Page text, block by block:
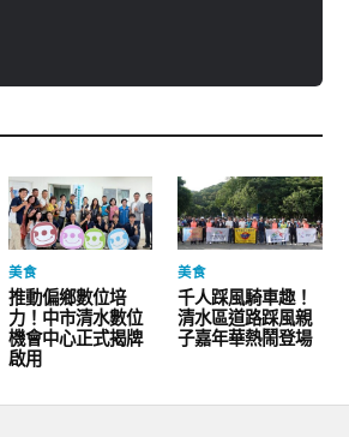
美食
推動偏鄉數位培
力！中市清水數位
機會中心正式揭牌
啟用
美食
千人踩風騎車趣！
清水區道路踩風親
子嘉年華熱鬧登場